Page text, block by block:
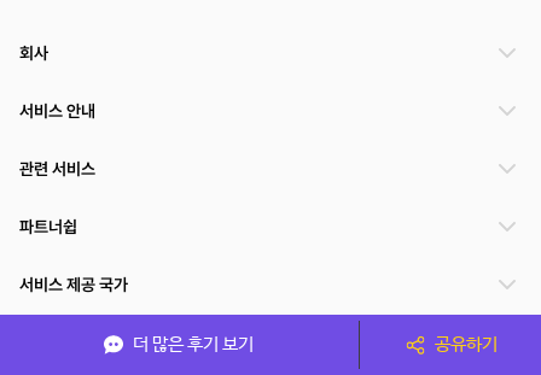
더 많은 후기 보기 공유하기
회사
서비스 안내
관련 서비스
파트너쉽
서비스 제공 국가